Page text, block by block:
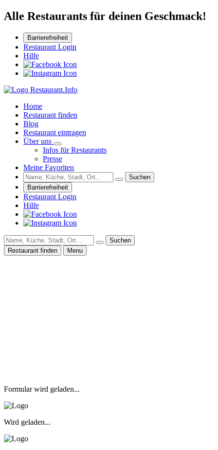
Alle Restaurants für deinen Geschmack!
Barrierefreiheit
Restaurant Login
Hilfe
Home
Restaurant finden
Blog
Restaurant eintragen
Über uns
Infos für Restaurants
Presse
Meine Favoriten
Suchen
Barrierefreiheit
Restaurant Login
Hilfe
Suchen
Restaurant finden
Menu
Formular wird geladen...
Wird geladen...